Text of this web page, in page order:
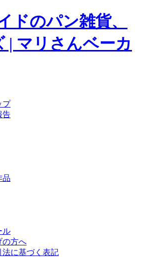
プ
告
品
ル
の方へ
法に基づく表記